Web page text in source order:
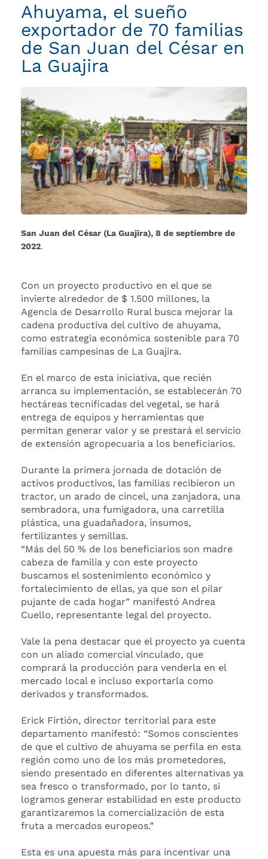
Ahuyama, el sueño
exportador de 70 familias
de San Juan del César en
La Guajira
San Juan del César (La Guajira), 8 de septiembre de
2022.
Con un proyecto productivo en el que se
invierte alrededor de $ 1.500 millones, la
Agencia de Desarrollo Rural busca mejorar la
cadena productiva del cultivo de ahuyama,
como estrategia económica sostenible para 70
familias campesinas de La Guajira.
En el marco de esta iniciativa, que recién
arranca su implementación, se establecerán 70
hectáreas tecnificadas del vegetal, se hará
entrega de equipos y herramientas que
permitan generar valor y se prestará el servicio
de extensión agropecuaria a los beneficiarios.
Durante la primera jornada de dotación de
activos productivos, las familias recibieron un
tractor, un arado de cincel, una zanjadora, una
sembradora, una fumigadora, una carretilla
plástica, una guadañadora, insumos,
fertilizantes y semillas.
“Más del 50 % de los beneficiarios son madre
cabeza de familia y con este proyecto
buscamos el sostenimiento económico y
fortalecimiento de ellas, ya que son el pilar
pujante de cada hogar” manifestó Andrea
Cuello, representante legal del proyecto.
Vale la pena destacar que el proyecto ya cuenta
con un aliado comercial vinculado, que
comprará la producción para venderla en el
mercado local e incluso exportarla como
derivados y transformados.
Erick Firtión, director territorial para este
departamento manifestó: “Somos conscientes
de que el cultivo de ahuyama se perfila en esta
región como uno de los más prometedores,
siendo presentado en diferentes alternativas ya
sea fresco o transformado, por lo tanto, si
logramos generar estabilidad en este producto
garantizaremos la comercialización de esta
fruta a mercados europeos.”
Esta es una apuesta más para incentivar una
La
Guajira